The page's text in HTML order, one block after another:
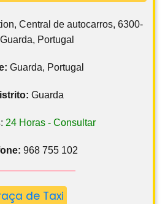
Central de autocarros, 6300-
Portugal
Guarda, Portugal
Guarda
: 24 Horas - Consultar
968 755 102
de Taxi